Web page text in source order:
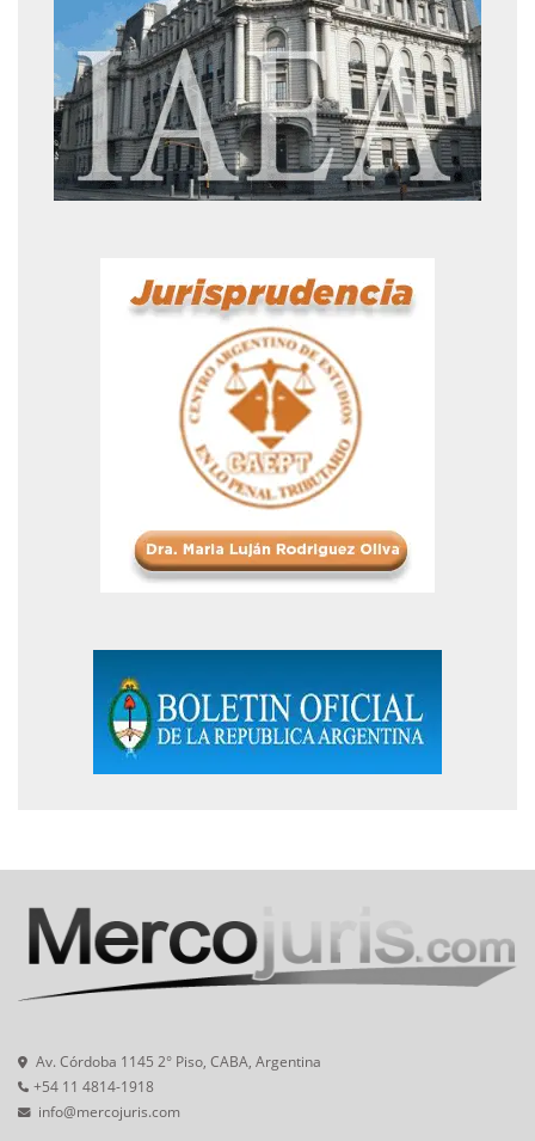
Av. Córdoba 1145 2° Piso, CABA, Argentina
+54 11 4814-1918
info@mercojuris.com